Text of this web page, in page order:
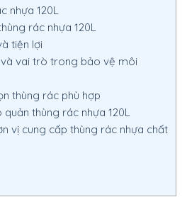
nhựa 120L
rác nhựa 120L
tiện lợi
và vai trò trong bảo vệ môi
thùng rác phù hợp
thùng rác nhựa 120L
vị cung cấp thùng rác nhựa chất